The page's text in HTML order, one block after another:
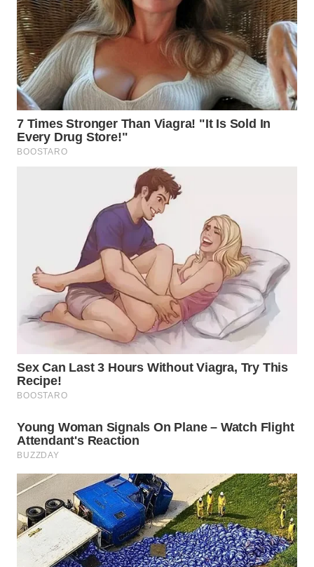
WN
BINTAN
WN
MANDALIKA
WN
LIKUPANG
Wahana
NEWS
WAHANA
WAHANA
ADVOKAT
WAHANA
INFRASTRUKTUR
WAHANA
KONSUMEN